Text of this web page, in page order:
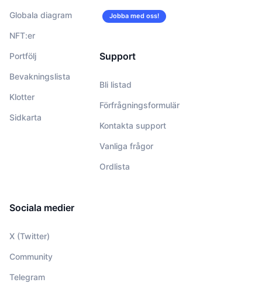
Globala diagram
NFT:er
Portfölj
Bevakningslista
Klotter
Sidkarta
Jobba med oss!
Support
Bli listad
Förfrågningsformulär
Kontakta support
Vanliga frågor
Ordlista
Sociala medier
X (Twitter)
Community
Telegram